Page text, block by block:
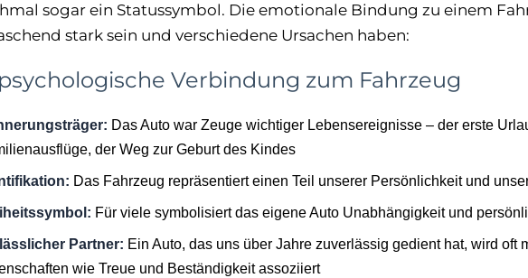
sogar ein Statussymbol. Die emotionale Bindung zu einem
stark sein und verschiedene Ursachen haben:
Verbindung zum Fahrzeug
Das Auto war Zeuge wichtiger Lebensereignisse – der erste
der Weg zur Geburt des Kindes
Das Fahrzeug repräsentiert einen Teil unserer Persönlichkeit und
Für viele symbolisiert das eigene Auto Unabhängigkeit und
Partner: Ein Auto, das uns über Jahre zuverlässig gedient hat, wird oft
wie Treue und Beständigkeit assoziiert